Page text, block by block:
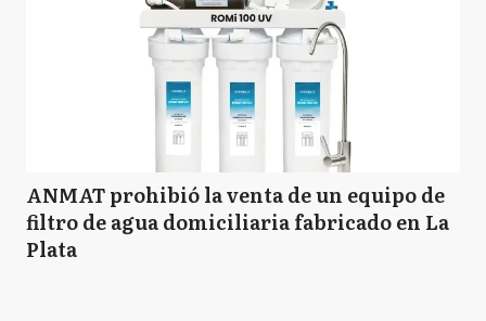
ANMAT prohibió la venta de un equipo de
filtro de agua domiciliaria fabricado en La
Plata